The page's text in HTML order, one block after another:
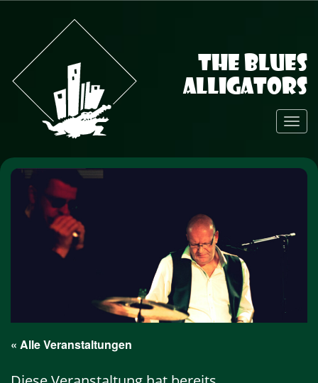
The Blues
Alligators
Toggle
« Alle Veranstaltungen